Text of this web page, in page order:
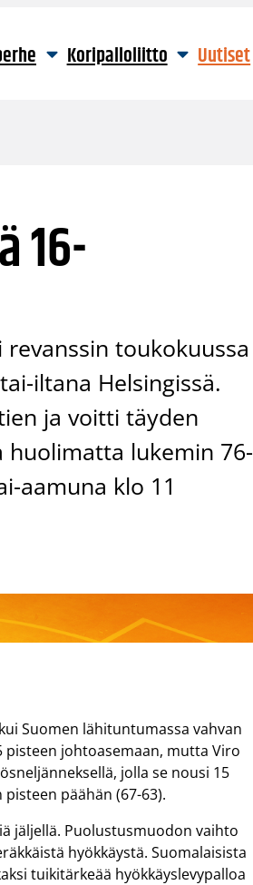
Koripalloliitto Uutiset
16-
toukokuussa
iltana Helsingissä.
ja voitti täyden
huolimatta lukemin 76-
aamuna klo 11
Suomen lähituntumassa vahvan
pisteen johtoasemaan, mutta Viro
jolla se nousi 15
päähän (67-63).
jäljellä. Puolustusmuodon vaihto
hyökkäystä. Suomalaisista
tuikitärkeää hyökkäyslevypalloa